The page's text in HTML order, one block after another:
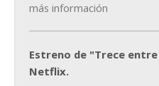
más información
Estreno de "Trece
Netflix.